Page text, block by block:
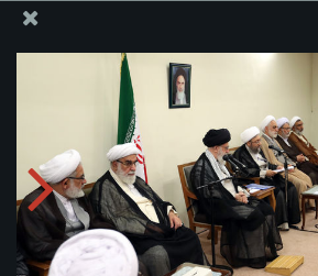
İslam İnkılâbı Rehberi Ayetullah
Yargı Erki Başkanı ve Yetkililerini